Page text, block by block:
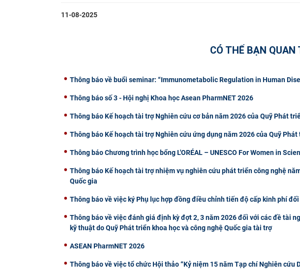
11-08-2025
CÓ THỂ BẠN QUAN
Thông báo về buổi seminar: “Immunometabolic Regulation in Human
Thông báo số 3 - Hội nghị Khoa học Asean PharmNET 2026
Thông báo Kế hoạch tài trợ Nghiên cứu cơ bản năm 2026 của Quỹ Phát
Thông báo Kế hoạch tài trợ Nghiên cứu ứng dụng năm 2026 của Quỹ
Thông báo Chương trình học bổng L'ORÉAL – UNESCO For Women in
Thông báo Kế hoạch tài trợ nhiệm vụ nghiên cứu phát triển công nghệ
Quốc gia
Thông báo về việc ký Phụ lục hợp đồng điều chỉnh tiến độ cấp kinh phí
Thông báo về việc đánh giá định kỳ đợt 2, 3 năm 2026 đối với các đề tài
kỹ thuật do Quỹ Phát triển khoa học và công nghệ Quốc gia tài trợ
ASEAN PharmNET 2026
Thông báo về việc tổ chức Hội thảo “Kỷ niệm 15 năm Tạp chí Nghiên cứu